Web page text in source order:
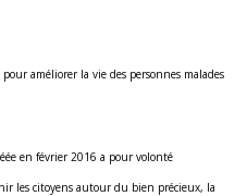
améliorer la vie des personnes malades
en février 2016 a pour volonté
les citoyens autour du bien précieux, la